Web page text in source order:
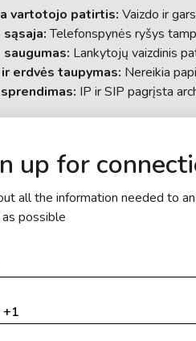
vartotojo patirtis: Vaizdo ir
Telefonspynės ryšys
Lankytojų vaizdinis
erdvės taupymas: Nereikia
IP ir SIP pagrįsta
up for
all the information needed to
possible